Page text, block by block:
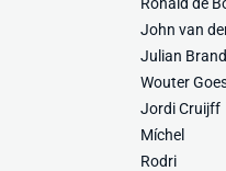
John van
Julian
Wouter
Jordi Cruijff
Míchel
Rodri